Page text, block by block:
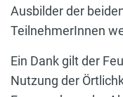
Ausbilder der
TeilnehmerInnen
Ein Dank gilt der
Nutzung der